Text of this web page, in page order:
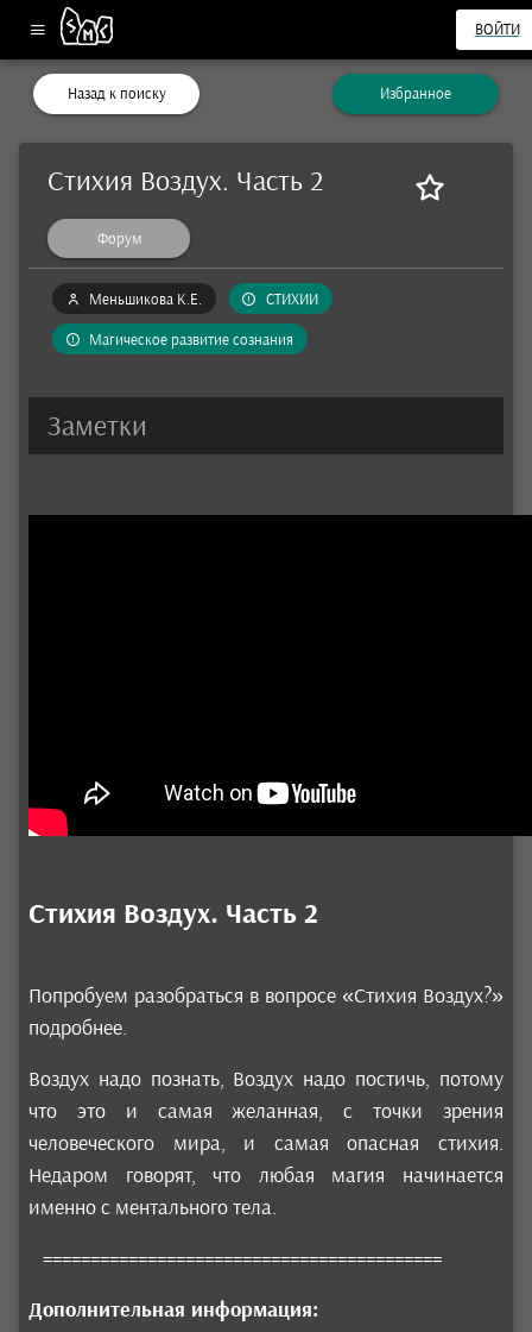
ВОЙТИ
Назад к поиску Избранное
Стихия Воздух. Часть 2
Форум
Меньшикова К.Е. СТИХИИ
Магическое развитие сознания
Заметки
Стихия Воздух. Часть 2
Попробуем разобраться в вопросе «Стихия Воздух?»
подробнее.
Воздух надо познать, Воздух надо постичь, потому
что это и самая желанная, с точки зрения
человеческого мира, и самая опасная стихия.
Недаром говорят, что любая магия начинается
именно с ментального тела.
==========================================
Дополнительная информация: